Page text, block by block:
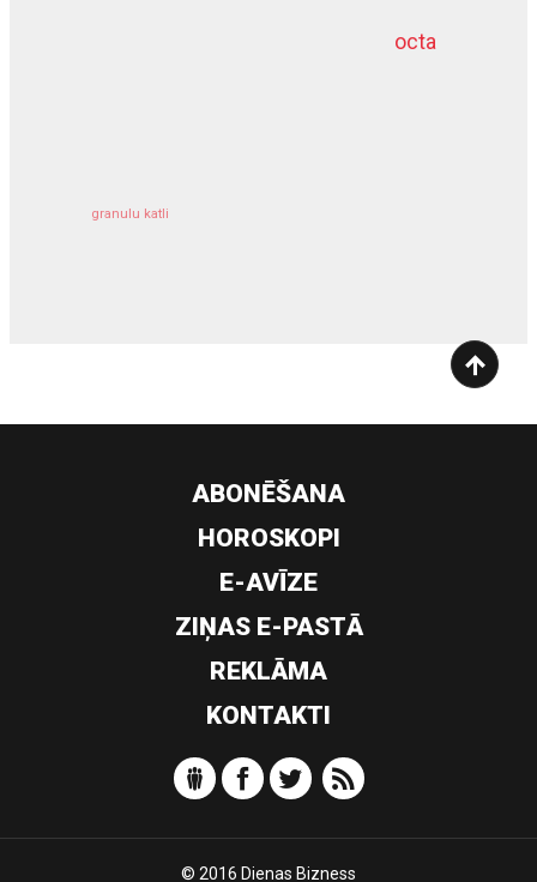
octa
granulu katli
dziļurbums
ABONĒŠANA
HOROSKOPI
E-AVĪZE
ZIŅAS E-PASTĀ
REKLĀMA
KONTAKTI
© 2016 Dienas Bizness